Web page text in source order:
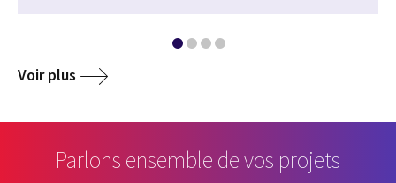
Voir plus
Parlons ensemble de vos projets